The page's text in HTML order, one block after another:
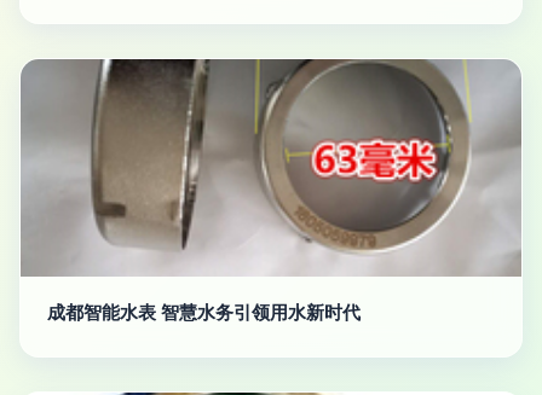
成都智能水表 智慧水务引领用水新时代